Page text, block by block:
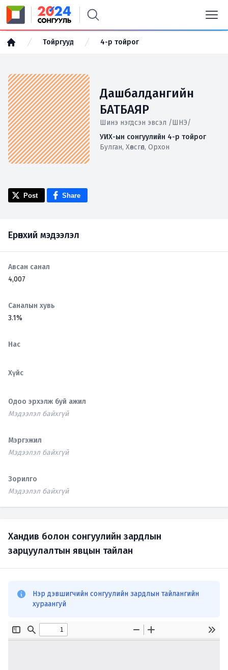
Тойргууд 4-р тойрог
Дашбалдангийн
БАТБАЯР
Шинэ нэгдсэн эвсэл /ШНЭ/
УИХ-ын сонгуулийн 4-р тойрог
Булган, Хөвсгөл, Орхон
Post Share
Ерөнхий мэдээлэл
Авсан санал
4,007
Саналын хувь
3.1%
Нас
Хүйс
Одоо эрхэлж буй ажил
Мэдээлэл байхгүй
Мэргэжил
Мэдээлэл байхгүй
Зорилго
Мэдээлэл байхгүй
Хандив болон сонгуулийн зардлын
зарцуулалтын явцын тайлан
Нэр дэвшигчийн сонгуулийн зардлын тайлангийн
хураангуй